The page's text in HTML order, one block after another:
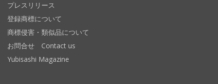
プレスリリース
登録商標について
商標侵害・類似品について
お問合せ Contact us
Yubisashi Magazine